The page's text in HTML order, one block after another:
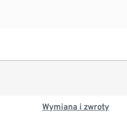
Wymiana i zwroty